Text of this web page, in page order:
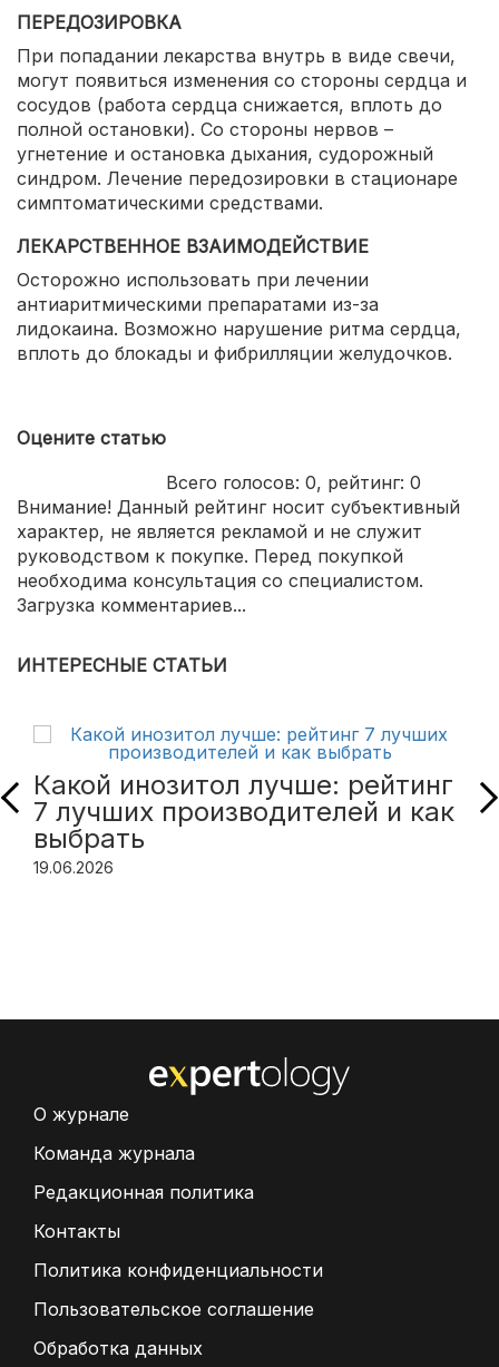
ПЕРЕДОЗИРОВКА
При попадании лекарства внутрь в виде свечи,
могут появиться изменения со стороны сердца и
сосудов (работа сердца снижается, вплоть до
полной остановки). Со стороны нервов –
угнетение и остановка дыхания, судорожный
синдром. Лечение передозировки в стационаре
симптоматическими средствами.
ЛЕКАРСТВЕННОЕ ВЗАИМОДЕЙСТВИЕ
Осторожно использовать при лечении
антиаритмическими препаратами из-за
лидокаина. Возможно нарушение ритма сердца,
вплоть до блокады и фибрилляции желудочков.
Оцените статью
Всего голосов: 0, рейтинг: 0
Внимание! Данный рейтинг носит субъективный
характер, не является рекламой и не служит
руководством к покупке. Перед покупкой
необходима консультация со специалистом.
Загрузка комментариев...
ИНТЕРЕСНЫЕ СТАТЬИ
Какой инозитол лучше: рейтинг
7 лучших производителей и как
выбрать
19.06.2026
О журнале
Команда журнала
Редакционная политика
Контакты
Политика конфиденциальности
Пользовательское соглашение
Обработка данных